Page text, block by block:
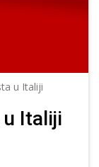
u Italiji
Italiji